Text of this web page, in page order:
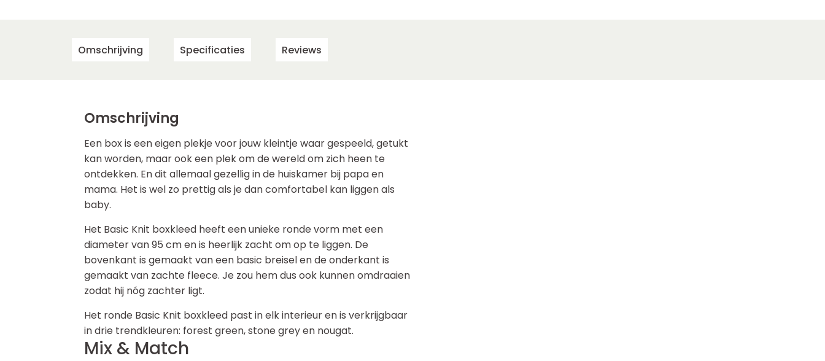
Omschrijving Specificaties Reviews
Omschrijving
Een box is een eigen plekje voor jouw kleintje waar gespeeld, getukt
kan worden, maar ook een plek om de wereld om zich heen te
ontdekken. En dit allemaal gezellig in de huiskamer bij papa en
mama. Het is wel zo prettig als je dan comfortabel kan liggen als
baby.
Het Basic Knit boxkleed heeft een unieke ronde vorm met een
diameter van 95 cm en is heerlijk zacht om op te liggen. De
bovenkant is gemaakt van een basic breisel en de onderkant is
gemaakt van zachte fleece. Je zou hem dus ook kunnen omdraaien
zodat hij nóg zachter ligt.
Het ronde Basic Knit boxkleed past in elk interieur en is verkrijgbaar
in drie trendkleuren: forest green, stone grey en nougat.
Mix & Match